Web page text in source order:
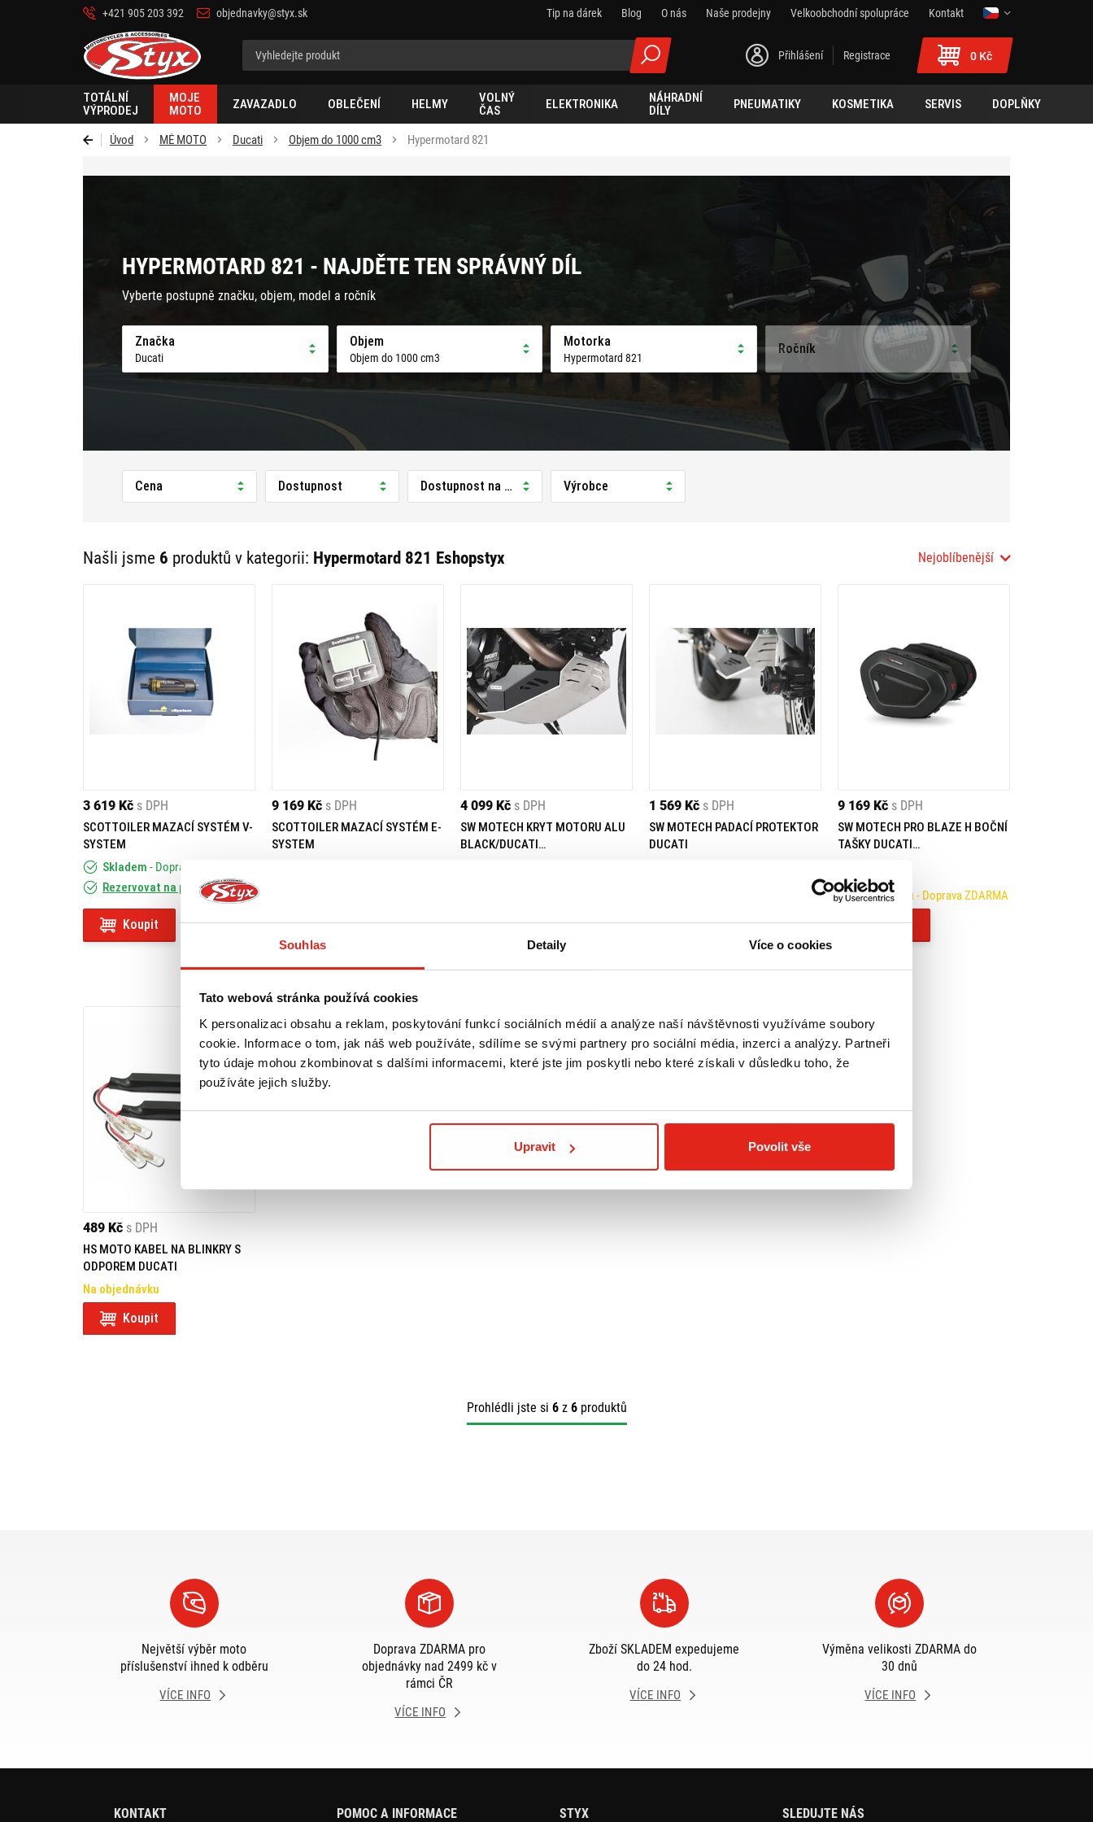
Souhlas Detaily Více o cookies
Tato webová stránka používá cookies
K personalizaci obsahu a reklam, poskytování funkcí sociálních médií a analýze naší návštěvnosti využíváme soubory
cookie. Informace o tom, jak náš web používáte, sdílíme se svými partnery pro sociální média, inzerci a analýzy. Partneři
tyto údaje mohou zkombinovat s dalšími informacemi, které jste jim poskytli nebo které získali v důsledku toho, že
používáte jejich služby.
Upravit Povolit vše
+421 905 203 392 objednavky@styx.sk Tip na dárek Blog O nás Naše prodejny Velkoobchodní spolupráce
Kontakt
Styx-
cz
Přihlášení Registrace 0 Kč
TOTÁLNÍ
VÝPRODEJ
MOJE
MOTO
ZAVAZADLO OBLEČENÍ HELMY
VOLNÝ
ČAS
ELEKTRONIKA
NÁHRADNÍ
DÍLY
PNEUMATIKY KOSMETIKA SERVIS DOPLŇKY
Úvod MÉ MOTO Ducati Objem do 1000 cm3 Hypermotard 821
HYPERMOTARD 821 - NAJDĚTE TEN SPRÁVNÝ DÍL
Vyberte postupně značku, objem, model a ročník
Značka
Ducati
Objem
Objem do 1000 cm3
Motorka
Hypermotard 821
Ročník
Cena Dostupnost Dostupnost na prodejně Výrobce
Našli jsme 6 produktů v kategorii: Hypermotard 821 Eshopstyx Nejoblíbenější
3 619 Kč s DPH
SCOTTOILER MAZACÍ SYSTÉM V-
SYSTEM
Skladem - Doprava ZDARMA
Rezervovat na prodejně
Koupit
9 169 Kč s DPH
SCOTTOILER MAZACÍ SYSTÉM E-
SYSTEM
Koupit
4 099 Kč s DPH
SW MOTECH KRYT MOTORU ALU
BLACK/DUCATI
Koupit
1 569 Kč s DPH
SW MOTECH PADACÍ PROTEKTOR
DUCATI
Koupit
9 169 Kč s DPH
SW MOTECH PRO BLAZE H BOČNÍ
TAŠKY DUCATI
(13-)
Na objednávku - Doprava ZDARMA
Koupit
489 Kč s DPH
HS MOTO KABEL NA BLINKRY S
ODPOREM DUCATI
Na objednávku
Koupit
Prohlédli jste si 6z 6produktů
Největší výběr moto
příslušenství ihned k odběru
VÍCE INFO
Doprava ZDARMA pro
objednávky nad 2499 kč v
rámci ČR
VÍCE INFO
Zboží SKLADEM expedujeme
do 24 hod.
VÍCE INFO
Výměna velikosti ZDARMA do
30 dnů
VÍCE INFO
KONTAKT POMOC A INFORMACE STYX SLEDUJTE NÁS